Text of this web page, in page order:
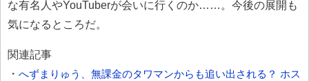
な有名人やYouTuberが会いに行くのか……。今後の展開も
気になるところだ。
関連記事
・ へずまりゅう、無課金のタワマンからも追い出される？ ホス